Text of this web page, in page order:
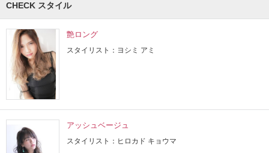
CHECK スタイル
艶ロング
スタイリスト：ヨシミ アミ
アッシュベージュ
スタイリスト：ヒロカド キョウマ